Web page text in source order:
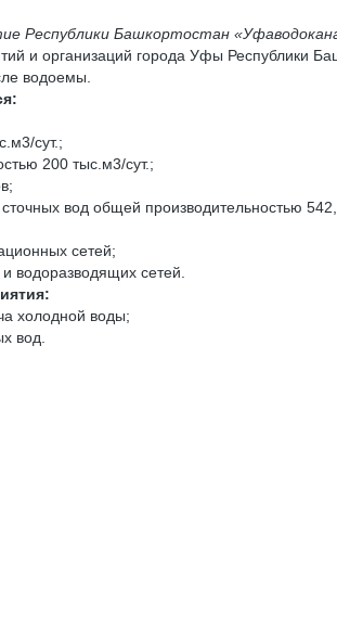
Республики Башкортостан
и организаций города Уфы Республики
водоемы.
сут.;
200 тыс.м3/сут.;
вод общей производительностью
сетей;
водоразводящих сетей.
холодной воды;
вод.